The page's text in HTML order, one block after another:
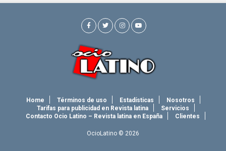
Home Términos de uso Estadísticas
Nosotros
Tarifas para publicidad en Revista latina
Servicios
Contacto Ocio Latino – Revista latina en España
Clientes
OcioLatino © 2026